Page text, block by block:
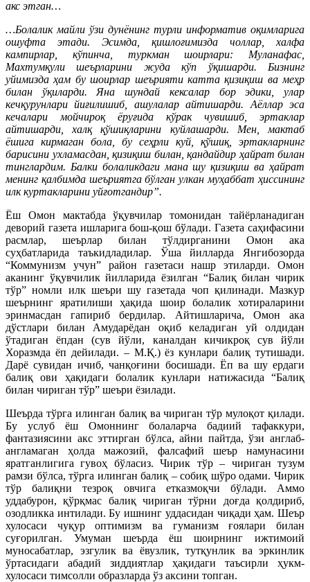
акс этган…
…Болалик майли ўзи дунёнинг турли информатив оқимларига
ошуфта этади. Эсимда, қишлоғимизда чоллар, халфа
кампирлар, кўпинча, туркман шоирлари: Муланафас,
Махтумқули шеърларини жуда кўп ўқишарди. Бизнинг
уйимизда ҳам бу шоирлар шеърияти катта қизиқиш ва меҳр
билан ўқиларди. Яна шундай кексалар бор эдики, улар
кечқурунлари йиғилишиб, ашулалар айтишарди. Аёллар эса
кечалари мойчироқ ёруғида кўрак чувишиб, эртаклар
айтишарди, халқ қўшиқларини куйлашарди. Мен, мактаб
ёшига кирмаган бола, бу сеҳрли куй, қўшиқ, эртакларнинг
барисини ухламасдан, қизиқиш билан, қандайдир ҳайрат билан
тинглардим. Балки болаликдаги мана шу қизиқиш ва ҳайрат
менинг қалбимда шеъриятга бўлган улкан муҳаббат ҳиссининг
илк куртакларини уйғотгандир”.
Ёш Омон мактабда ўқувчилар томонидан тайёрланадиган
деворий газета ишларига бош-қош бўлади. Газета саҳифасини
расмлар, шеърлар билан тўлдирганини Омон ака
суҳбатларида таъкидладилар. Ўша йилларда Янгибозорда
“Коммунизм учун” район газетаси нашр этиларди. Омон
аканинг ўқувчилик йилларида ёзилган “Балиқ билан чирик
тўр” номли илк шеъри шу газетада чоп қилинади. Мазкур
шеърнинг яратилиши ҳақида шоир болалик хотираларини
эринмасдан гапириб бердилар. Айтишларича, Омон ака
дўстлари билан Амударёдан оқиб келадиган уй олдидан
ўтадиган ёпдан (сув йўли, каналдан кичикроқ сув йўли
Хоразмда ёп дейилади. – М.Қ.) ёз кунлари балиқ тутишади.
Дарё сувидан ичиб, чанқоғини босишади. Ёп ва шу ердаги
балиқ ови ҳақидаги болалик кунлари натижасида “Балиқ
билан чириган тўр” шеъри ёзилади.
Шеърда тўрга илинган балиқ ва чириган тўр мулоқот қилади.
Бу услуб ёш Омоннинг болаларча бадиий тафаккури,
фантазиясини акс эттирган бўлса, айни пайтда, ўзи англаб-
англамаган ҳолда мажозий, фалсафий шеър намунасини
яратганлигига гувоҳ бўласиз. Чирик тўр – чириган тузум
рамзи бўлса, тўрга илинган балиқ – собиқ шўро одами. Чирик
тўр балиқни тезроқ овчига етказмоқчи бўлади. Аммо
уддабурон, қўрқмас балиқ чириган тўрни доғда қолдириб,
озодликка интилади. Бу ишнинг уддасидан чиқади ҳам. Шеър
хулосаси чуқур оптимизм ва гуманизм ғоялари билан
суғорилган. Умуман шеърда ёш шоирнинг ижтимоий
муносабатлар, эзгулик ва ёвузлик, тутқунлик ва эркинлик
ўртасидаги абадий зиддиятлар ҳақидаги таъсирли ҳукм-
хулосаси тимсолли образларда ўз аксини топган.